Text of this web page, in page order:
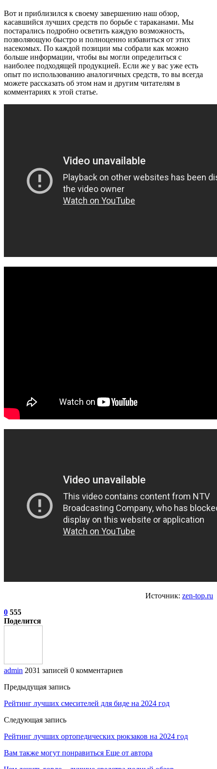
Вот и приблизился к своему завершению наш обзор,
касавшийся лучших средств по борьбе с тараканами. Мы
постарались подробно осветить каждую возможность,
позволяющую быстро и полноценно избавиться от этих
насекомых. По каждой позиции мы собрали как можно
больше информации, чтобы вы могли определиться с
наиболее подходящей продукцией. Если же у вас уже есть
опыт по использованию аналогичных средств, то вы всегда
можете рассказать об этом нам и другим читателям в
комментариях к этой статье.
Источник: zen-top.ru
0 555
Поделится
admin 2031 записей 0 комментариев
Предыдущая запись
Рейтинг лучших смесителей для биде на 2024 год
Следующая запись
Рейтинг лучших ортопедических рюкзаков на 2024 год
Вам также могут понравиться Еще от автора